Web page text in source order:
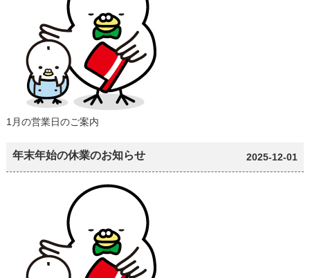
1月の営業日のご案内
年末年始の休業のお知らせ 2025-12-01